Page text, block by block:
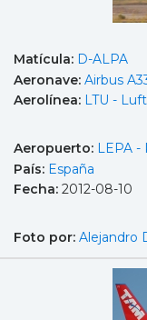
Matícula: D-ALPA
Aeronave: Airbus
Aerolínea: LTU -
Aeropuerto: LEPA -
País: España
Fecha: 2012-08-10
Foto por: Alejandro